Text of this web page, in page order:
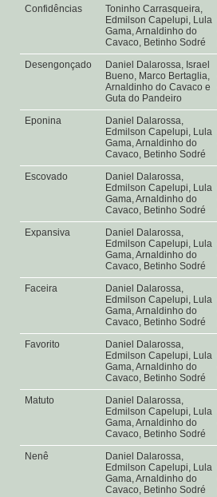
Confidências
Toninho Carrasqueira,
Edmilson Capelupi, Lula
Gama, Arnaldinho do
Cavaco, Betinho Sodré
Desengonçado
Daniel Dalarossa, Israel
Bueno, Marco Bertaglia,
Arnaldinho do Cavaco e
Guta do Pandeiro
Eponina
Daniel Dalarossa,
Edmilson Capelupi, Lula
Gama, Arnaldinho do
Cavaco, Betinho Sodré
Escovado
Daniel Dalarossa,
Edmilson Capelupi, Lula
Gama, Arnaldinho do
Cavaco, Betinho Sodré
Expansiva
Daniel Dalarossa,
Edmilson Capelupi, Lula
Gama, Arnaldinho do
Cavaco, Betinho Sodré
Faceira
Daniel Dalarossa,
Edmilson Capelupi, Lula
Gama, Arnaldinho do
Cavaco, Betinho Sodré
Favorito
Daniel Dalarossa,
Edmilson Capelupi, Lula
Gama, Arnaldinho do
Cavaco, Betinho Sodré
Matuto
Daniel Dalarossa,
Edmilson Capelupi, Lula
Gama, Arnaldinho do
Cavaco, Betinho Sodré
Nenê
Daniel Dalarossa,
Edmilson Capelupi, Lula
Gama, Arnaldinho do
Cavaco, Betinho Sodré